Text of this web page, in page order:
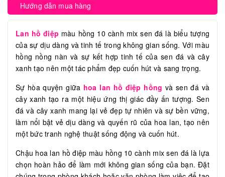
Hướng dẫn mua hàng
Lan hồ điệp màu hồng 10 cành mix sen đá là biểu tượng
của sự dịu dàng và tinh tế trong không gian sống. Với màu
hồng nồng nàn và sự kết hợp tinh tế của sen đá và cây
xanh tạo nên một tác phẩm đẹp cuốn hút và sang trọng.
Sự hòa quyện giữa hoa lan hồ điệp hồng và sen đá và
cây xanh tạo ra một hiệu ứng thị giác đầy ấn tượng. Sen
đá và cây xanh mang lại vẻ đẹp tự nhiên và sự bền vững,
làm nổi bật vẻ dịu dàng và quyến rũ của hoa lan, tạo nên
một bức tranh nghệ thuật sống động và cuốn hút.
Chậu hoa lan hồ điệp màu hồng 10 cành mix sen đá là lựa
chọn hoàn hảo để làm mới không gian sống của bạn. Đặt